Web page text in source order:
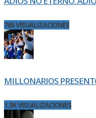
765 VISUALIZACIONES
MILLONARIOS
1.3K VISUALIZACIONES